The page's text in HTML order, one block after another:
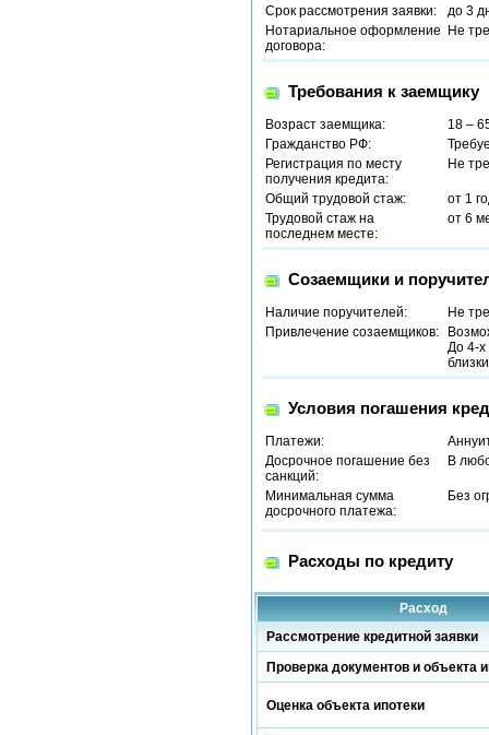
Срок рассмотрения заявки:
до 3
Нотариальное оформление
договора:
Не
Требования к заемщику
Возраст заемщика:
18 –
Гражданство РФ:
Регистрация по месту
получения кредита:
Не
Общий трудовой стаж:
от 1
Трудовой стаж на
последнем месте:
от 6
Созаемщики и
Наличие поручителей:
Не
Привлечение созаемщиков:
До 4-х
Условия погашения
Платежи:
Досрочное погашение без
санкций:
В
Минимальная сумма
досрочного платежа:
Без
Расходы по кредиту
Расход
Рассмотрение кредитной заявки
Проверка документов и объекта
Оценка объекта ипотеки